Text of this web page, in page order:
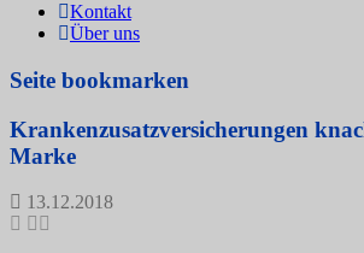
Kontakt
Über uns
Seite bookmarken
Krankenzusatzversicherungen
Marke
13.12.2018